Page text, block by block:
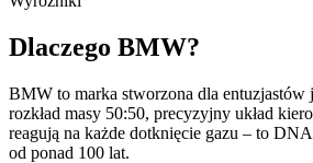
Dlaczego BMW?
BMW to marka stworzona dla entuzjastów
rozkład masy 50:50, precyzyjny układ
reagują na każde dotknięcie gazu – to
od ponad 100 lat.